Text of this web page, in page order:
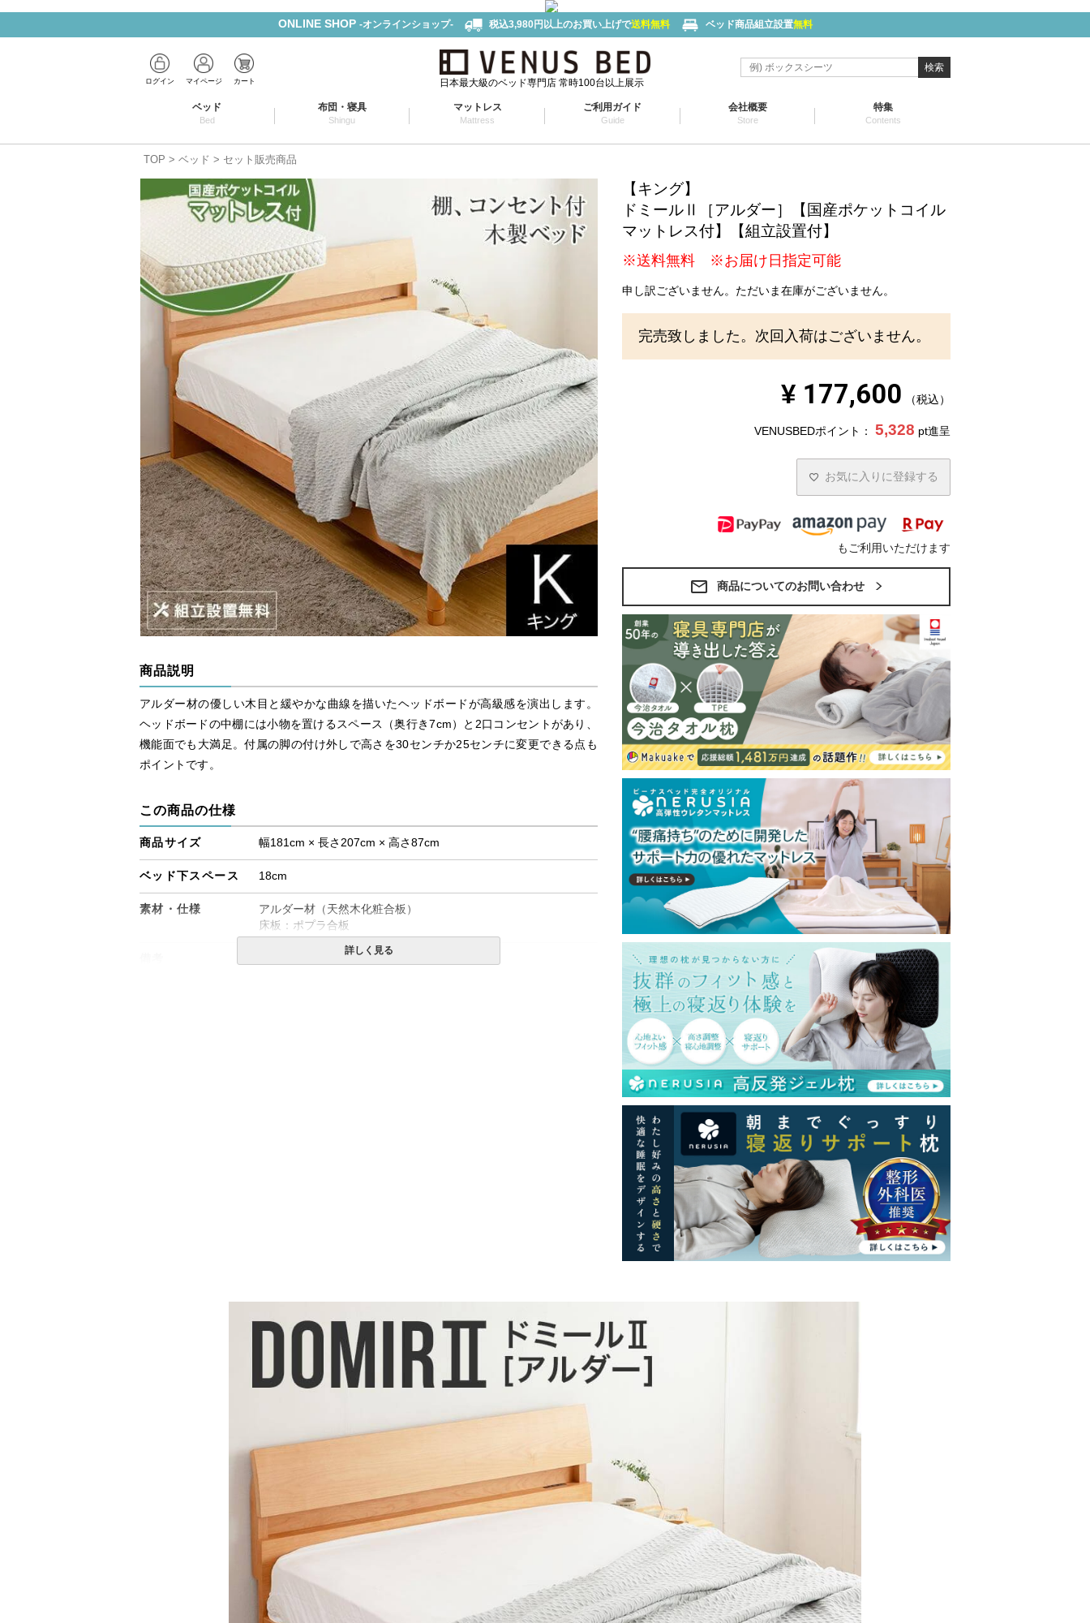
ONLINE SHOP -オンラインショップ- 税込3,980円以上のお買い上げで送料無料 ベッド商品組立設置無料
ログイン マイページ カート 日本最大級のベッド専門店 常時100台以上展示
検索
ベッド
Bed
布団・寝具
Shingu
マットレス
Mattress
ご利用ガイド
Guide
会社概要
Store
特集
Contents
TOP ベッド セット販売商品
商品説明
アルダー材の優しい木目と緩やかな曲線を描いたヘッドボードが高級感を演出します。
ヘッドボードの中棚には小物を置けるスペース（奥行き7cm）と2口コンセントがあり、
機能面でも大満足。付属の脚の付け外しで高さを30センチか25センチに変更できる点も
ポイントです。
この商品の仕様
商品サイズ 幅181cm × 長さ207cm × 高さ87cm
ベッド下スペース 18cm
素材・仕様
アルダー材（天然木化粧合板）
床板：ポプラ合板
・組立設置無料！
詳しく見る
【キング】
ドミールⅡ［アルダー］【国産ポケットコイル
マットレス付】【組立設置付】
※送料無料 ※お届け日指定可能
申し訳ございません。ただいま在庫がございません。
完売致しました。次回入荷はございません。
¥ 177,600 税込
VENUSBEDポイント： 5,328 pt進呈
お気に入りに登録する
もご利用いただけます
商品についてのお問い合わせ